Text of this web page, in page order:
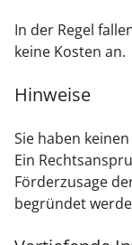
In der Regel
keine Kosten an.
Hinweise
Sie haben
Ein
Förderzusage
begründet